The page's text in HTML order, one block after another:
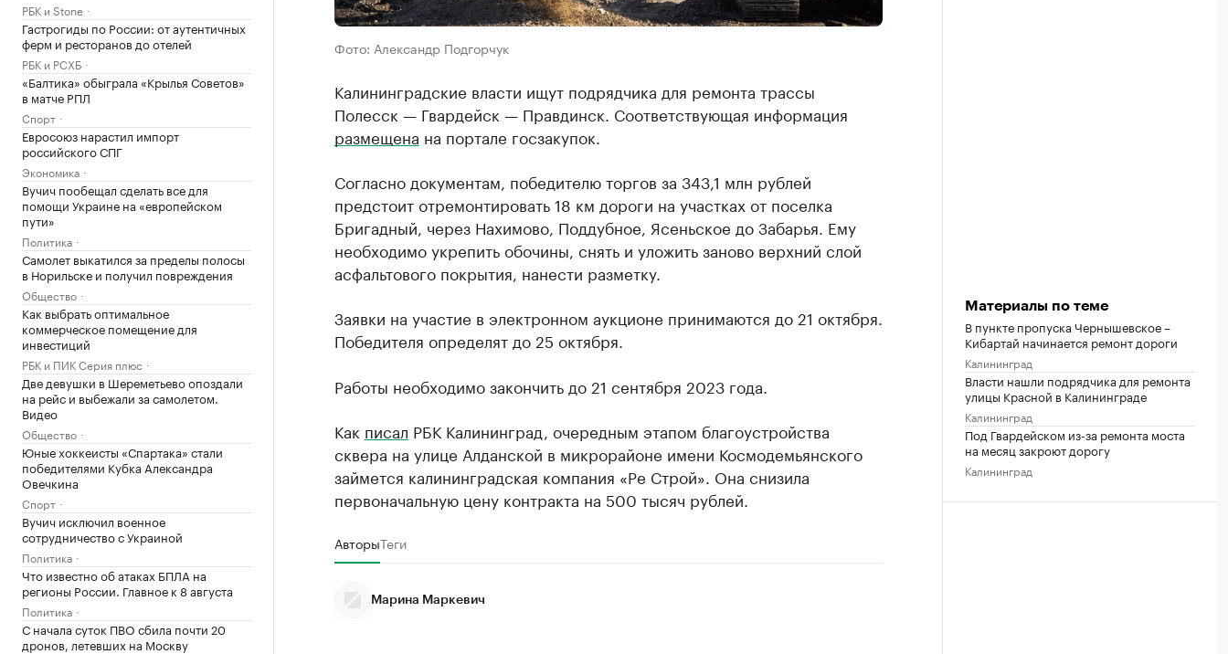
РБК и Stone
Гастрогиды по России: от аутентичных
ферм и ресторанов до отелей
РБК и РСХБ
«Балтика» обыграла «Крылья Советов»
в матче РПЛ
Спорт
Евросоюз нарастил импорт
российского СПГ
Экономика
Вучич пообещал сделать все для
помощи Украине на «европейском
пути»
Политика
Самолет выкатился за пределы полосы
в Норильске и получил повреждения
Общество
Как выбрать оптимальное
коммерческое помещение для
инвестиций
РБК и ПИК Серия плюс
Две девушки в Шереметьево опоздали
на рейс и выбежали за самолетом.
Видео
Общество
Юные хоккеисты «Спартака» стали
победителями Кубка Александра
Овечкина
Спорт
Вучич исключил военное
сотрудничество с Украиной
Политика
Что известно об атаках БПЛА на
регионы России. Главное к 8 августа
Политика
С начала суток ПВО сбила почти 20
дронов, летевших на Москву
Фото: Александр Подгорчук
Калининградские власти ищут подрядчика для ремонта трассы
Полесск — Гвардейск — Правдинск. Соответствующая информация
размещена на портале госзакупок.
Согласно документам, победителю торгов за 343,1 млн рублей
предстоит отремонтировать 18 км дороги на участках от поселка
Бригадный, через Нахимово, Поддубное, Ясеньское до Забарья. Ему
необходимо укрепить обочины, снять и уложить заново верхний слой
асфальтового покрытия, нанести разметку.
Заявки на участие в электронном аукционе принимаются до 21 октября.
Победителя определят до 25 октября.
Работы необходимо закончить до 21 сентября 2023 года.
Как писал РБК Калининград, очередным этапом благоустройства
сквера на улице Алданской в микрорайоне имени Космодемьянского
займется калининградская компания «Ре Строй». Она снизила
первоначальную цену контракта на 500 тысяч рублей.
АвторыТеги
Марина Маркевич
Материалы по теме
В пункте пропуска Чернышевское –
Кибартай начинается ремонт дороги
Калининград
Власти нашли подрядчика для ремонта
улицы Красной в Калининграде
Калининград
Под Гвардейском из-за ремонта моста
на месяц закроют дорогу
Калининград